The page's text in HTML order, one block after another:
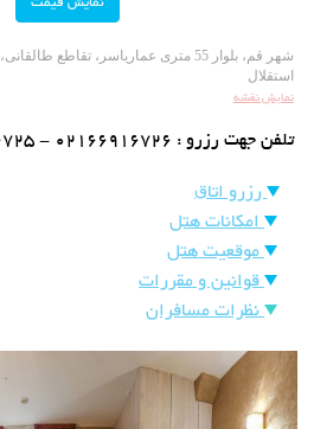
پیگیری
رزرو
مشهد
هتل
های
اصفهان
شیراز
شهر قم، بلوار 55 متری عماریاسر، تقاطع
استقلال
نمایش نقشه
تلفن جهت رزرو : - 02166916726
رزرو اتاق
امکانات هتل
موقعیت هتل
قوانین و مقررات
نظرات مسافران